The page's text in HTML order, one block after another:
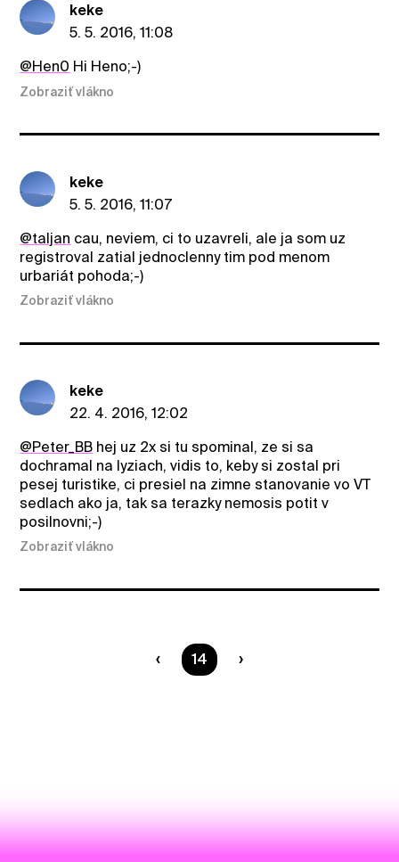
keke
5. 5. 2016, 11:08
@Hen0 Hi Heno;-)
Zobraziť vlákno
keke
5. 5. 2016, 11:07
@taljan cau, neviem, ci to uzavreli, ale ja som uz
registroval zatial jednoclenny tim pod menom
urbariát pohoda;-)
Zobraziť vlákno
keke
22. 4. 2016, 12:02
@Peter_BB hej uz 2x si tu spominal, ze si sa
dochramal na lyziach, vidis to, keby si zostal pri
pesej turistike, ci presiel na zimne stanovanie vo VT
sedlach ako ja, tak sa terazky nemosis potit v
posilnovni;-)
Zobraziť vlákno
Ste na strane
14